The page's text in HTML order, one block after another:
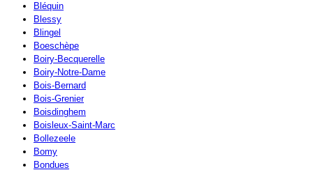
Bléquin
Blessy
Blingel
Boeschèpe
Boiry-Becquerelle
Boiry-Notre-Dame
Bois-Bernard
Bois-Grenier
Boisdinghem
Boisleux-Saint-Marc
Bollezeele
Bomy
Bondues